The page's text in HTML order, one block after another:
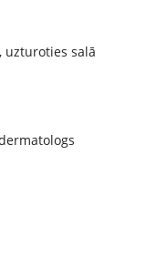
uzturoties salā